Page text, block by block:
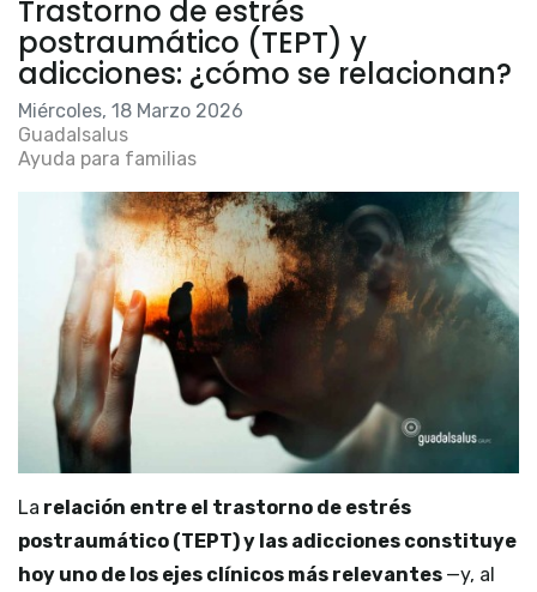
Trastorno de estrés
postraumático (TEPT) y
adicciones: ¿cómo se relacionan?
Miércoles, 18 Marzo 2026
Guadalsalus
Ayuda para familias
La relación entre el trastorno de estrés
postraumático (TEPT) y las adicciones constituye
hoy uno de los ejes clínicos más relevantes —y, al